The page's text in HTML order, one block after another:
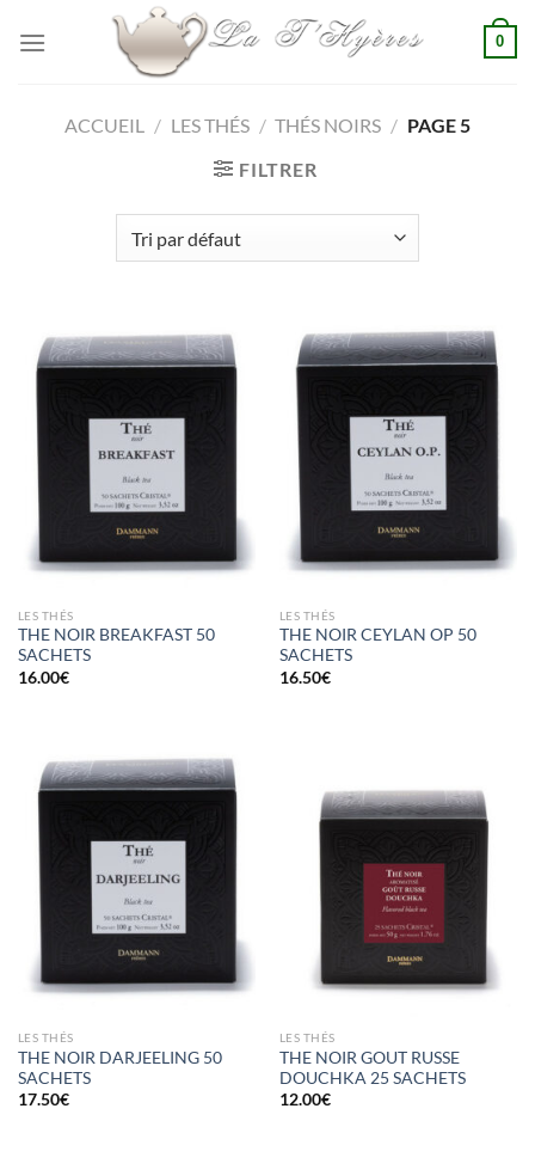
0
ACCUEIL / LES THÉS / THÉS NOIRS / PAGE 5
FILTRER
LES THÉS
THE NOIR BREAKFAST 50
SACHETS
16.00€
LES THÉS
THE NOIR CEYLAN OP 50
SACHETS
16.50€
LES THÉS
THE NOIR DARJEELING 50
SACHETS
17.50€
LES THÉS
THE NOIR GOUT RUSSE
DOUCHKA 25 SACHETS
12.00€